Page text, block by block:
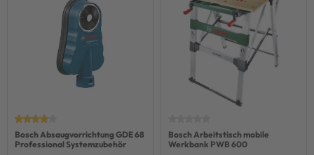
Bosch Absaugvorrichtung GDE 68
Professional Systemzubehör
Bosch Arbeitstisch mobile
Werkbank PWB 600